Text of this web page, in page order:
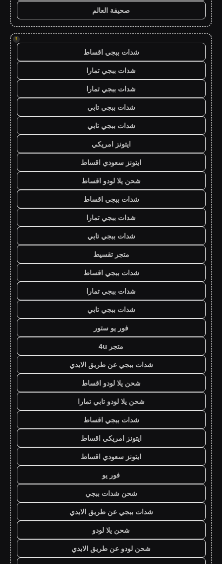
صحيفة العالم
!
شدات ببجي اقساط
شدات ببجي تمارا
شدات ببجي تمارا
شدات ببجي تابي
شدات ببجي تابي
ايتونز امريكي
ايتونز سعودي اقساط
شحن يلا لودو اقساط
شدات ببجي اقساط
شدات ببجي تمارا
شدات ببجي تابي
متجر تقسيط
شدات ببجي اقساط
شدات ببجي تمارا
شدات ببجي تابي
فور يو ستور
متجر 4u
شدات ببجي عن طريق الايدي
شحن يلا لودو اقساط
شحن يلا لودو تابي تمارا
شدات ببجي اقساط
ايتونز امريكي اقساط
ايتونز سعودي اقساط
فور يو
شحن شدات ببجي
شدات ببجي عن طريق الايدي
شحن يلا لودو
شحن لودو عن طريق الايدي